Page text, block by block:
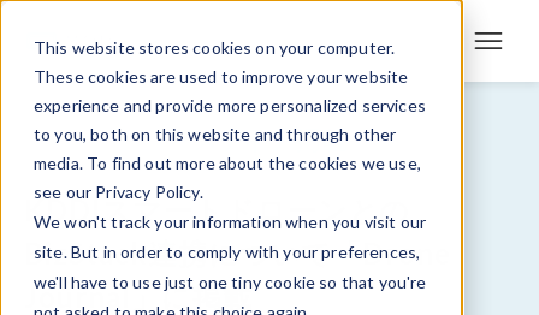
This website stores cookies on your computer.
These cookies are used to improve your website
experience and provide more personalized services
to you, both on this website and through other
media. To find out more about the cookies we use,
see our Privacy Policy.
We won't track your information when you visit our
site. But in order to comply with your preferences,
we'll have to use just one tiny cookie so that you're
メディア掲載
KDDIスマートドローンとの
BizStack連携について「Drone
Journal」に掲載